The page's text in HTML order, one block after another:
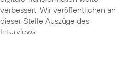
verbessert. Wir veröffentlichen an
dieser Stelle Auszüge des
Interviews.